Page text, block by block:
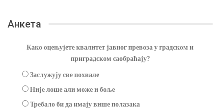
Анкета
Како оцењујете квалитет јавног превоза у градском и
приградском саобраћају?
Заслужују све похвале
Није лоше али може и боље
Требало би да имају више полазака